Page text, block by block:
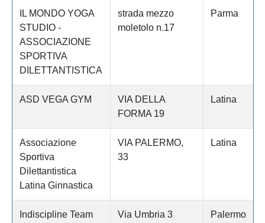
IL MONDO YOGA
STUDIO -
ASSOCIAZIONE
SPORTIVA
DILETTANTISTICA
strada mezzo
moletolo n.17
Parma
ASD VEGA GYM
VIA DELLA
FORMA 19
Latina
Associazione
Sportiva
Dilettantistica
Latina Ginnastica
VIA PALERMO,
33
Latina
Indiscipline Team
Via Umbria 3 Palermo